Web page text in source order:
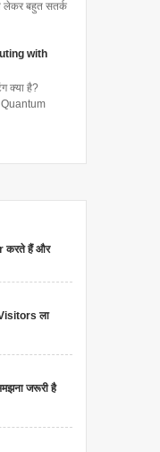
लेकर बहुत सतर्क
with
क्या है?
Quantum
करते हैं और
ला
जरूरी है